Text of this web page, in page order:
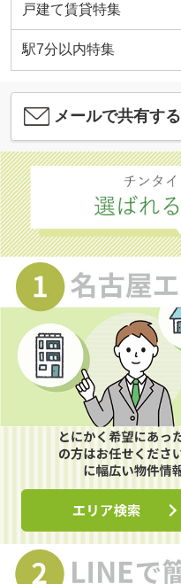
戸建て賃貸特集
駅7分以内特集
メールで共有する